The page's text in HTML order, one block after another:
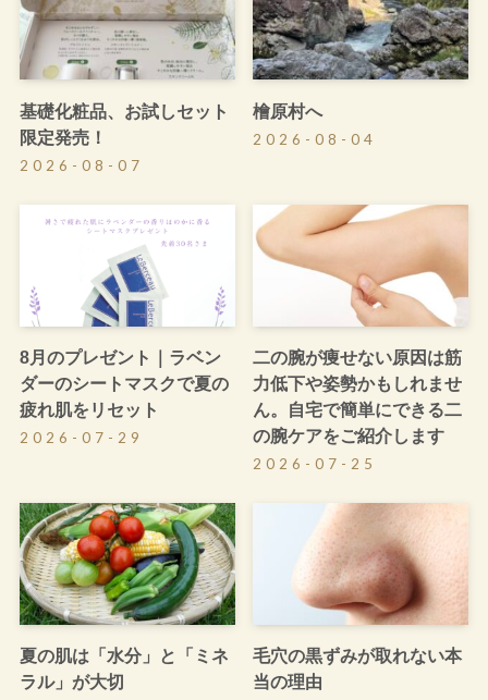
基礎化粧品、お試しセット
限定発売！
2026-08-07
檜原村へ
2026-08-04
8月のプレゼント｜ラベン
ダーのシートマスクで夏の
疲れ肌をリセット
2026-07-29
二の腕が痩せない原因は筋
力低下や姿勢かもしれませ
ん。自宅で簡単にできる二
の腕ケアをご紹介します
2026-07-25
夏の肌は「水分」と「ミネ
ラル」が大切
毛穴の黒ずみが取れない本
当の理由